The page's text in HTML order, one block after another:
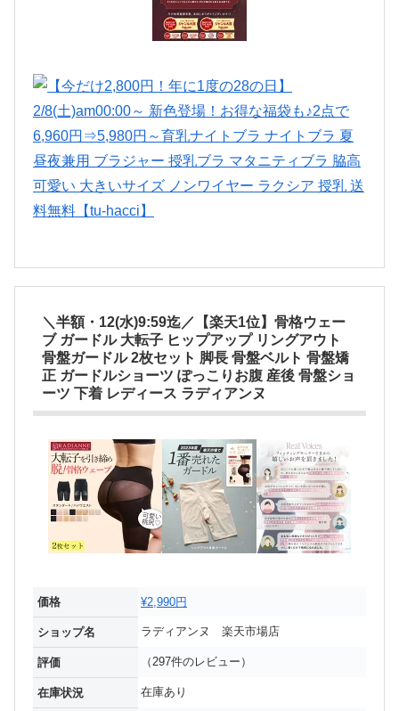
＼半額・12(水)9:59迄／【楽天1位】骨格ウェー
ブ ガードル 大転子 ヒップアップ リングアウト
骨盤ガードル 2枚セット 脚長 骨盤ベルト 骨盤矯
正 ガードルショーツ ぽっこりお腹 産後 骨盤ショ
ーツ 下着 レディース ラディアンヌ
価格 ¥2,990円
ショップ名 ラディアンヌ 楽天市場店
評価 （297件のレビュー）
在庫状況 在庫あり